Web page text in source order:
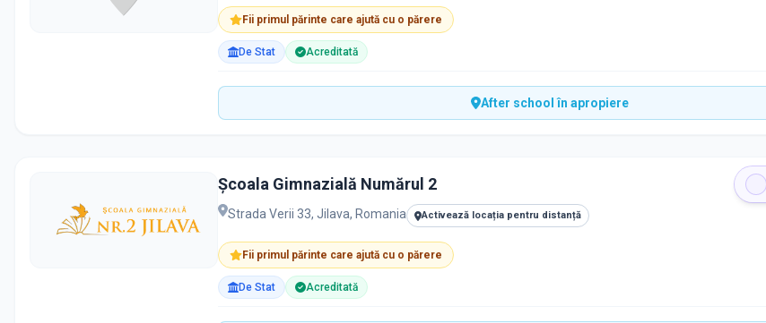
Fii primul părinte care ajută cu o părere
De Stat Acreditată
After school în apropiere
Școala Gimnazială Numărul 2
Strada Verii 33, Jilava, Romania Activează locația pentru distanță
Fii primul părinte care ajută cu o părere
De Stat Acreditată